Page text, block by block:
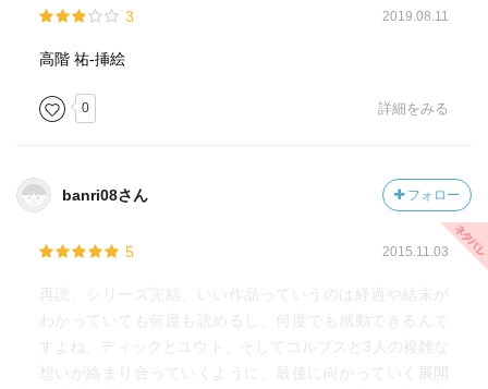
3 2019.08.11
高階 祐-挿絵
0 詳細をみる
banri08さん フォロー
5 2015.11.03
再読、シリーズ完結。いい作品っていうのは経過や結末が
わかっていても何度も読めるし、何度でも感動できるんで
すよね。ディックとユウト、そしてコルブスと3人の複雑な
想いが絡まり合っていくように、最後に向かっていく展開